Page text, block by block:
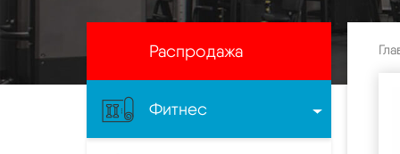
Распродажа
Фитнес